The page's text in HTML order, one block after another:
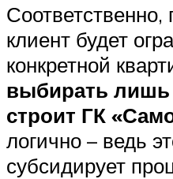
клиент будет
конкретной
выбирать лишь
строит ГК
логично – ведь
субсидирует